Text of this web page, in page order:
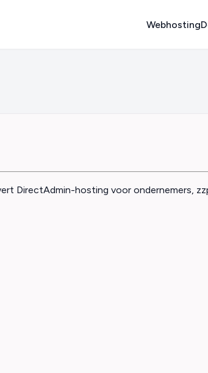
Webhosting
DirectAdmin-hosting voor ondernemers,